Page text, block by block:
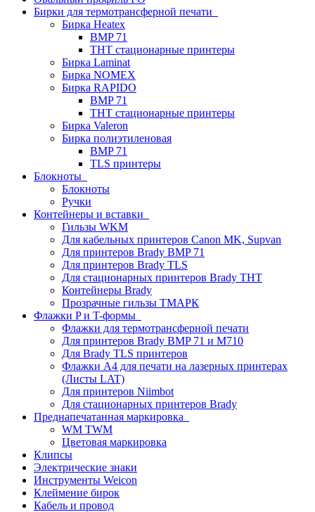
Бирки для термотрансферной печати
Бирка Heatex
BMP 71
THT стационарные принтеры
Бирка Laminat
Бирка NOMEX
Бирка RAPIDO
BMP 71
THT стационарные принтеры
Бирка Valeron
Бирка полиэтиленовая
BMP 71
TLS принтеры
Блокноты
Блокноты
Ручки
Контейнеры и вставки
Гильзы WKM
Для кабельных принтеров Canon MK, Supvan
Для принтеров Brady BMP 71
Для принтеров Brady TLS
Для стационарных принтеров Brady THT
Контейнеры Brady
Прозрачные гильзы ТМАРК
Флажки P и T-формы
Флажки для термотрансферной печати
Для принтеров Brady BMP 71 и M710
Для Brady TLS принтеров
Флажки A4 для печати на лазерных принтерах
(Листы LAT)
Для принтеров Niimbot
Для стационарных принтеров Brady
Преднапечатанная маркировка
WM TWM
Цветовая маркировка
Клипсы
Электрические знаки
Инструменты Weicon
Клеймение бирок
Кабель и провод